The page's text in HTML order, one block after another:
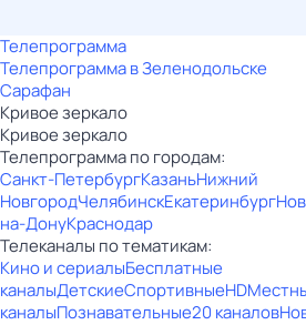
Телепрограмма
Телепрограмма в Зеленодольске
Сарафан
Кривое зеркало
Кривое зеркало
Телепрограмма по городам:
Санкт-ПетербургКазаньНижний
НовгородЧелябинскЕкатеринбург
на-ДонуКраснодар
Телеканалы по тематикам:
Кино и сериалыБесплатные
каналыДетскиеСпортивныеHD
каналыПознавательные20 каналов